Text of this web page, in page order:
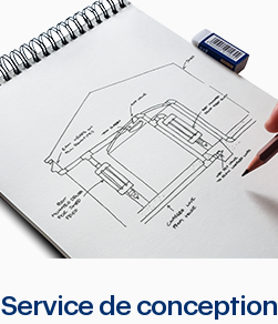
Service de conception